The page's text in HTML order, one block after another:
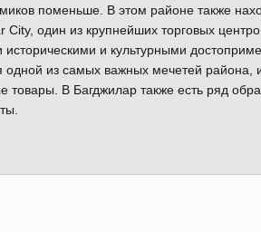
поменьше. В этом районе также
City, один из крупнейших торговых
историческими и культурными
одной из самых важных мечетей
товары. В Багджилар также есть ряд